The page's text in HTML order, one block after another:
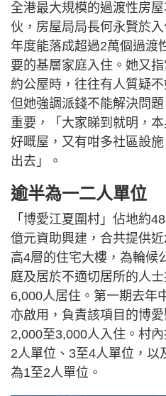
全港最大規模的過渡性房
伙，房屋局局長何永賢於
年度能落成超過2萬個過渡
要的基層家庭入住。她又
約公屋時，往往有人質疑
但她強調派錢不能解決問
重要，「大家睇到就明，
好嘅屋，又有咁多社區設
出去」。
逾半為一二人單位
「博愛江夏圍村」佔地約
億元資助興建，合共提供
高4層的住宅大樓，為輪候
庭及居於不適切居所的人
6,000人居住。第一期去年
亦啟用，負責該項目的博
2,000至3,000人入住。村
2人單位、3至4人單位，以
為1至2人單位。